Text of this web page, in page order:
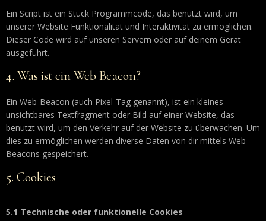
Ein Script ist ein Stück Programmcode, das benutzt wird, um
unserer Website Funktionalität und Interaktivität zu ermöglichen.
Dieser Code wird auf unseren Servern oder auf deinem Gerät
ausgeführt.
4. Was ist ein Web Beacon?
Ein Web-Beacon (auch Pixel-Tag genannt), ist ein kleines
unsichtbares Textfragment oder Bild auf einer Website, das
benutzt wird, um den Verkehr auf der Website zu überwachen. Um
dies zu ermöglichen werden diverse Daten von dir mittels Web-
Beacons gespeichert.
5. Cookies
5.1 Technische oder funktionelle Cookies